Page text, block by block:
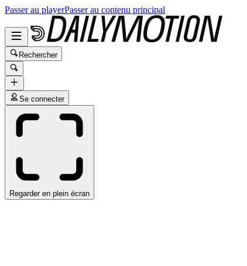
Passer au playerPasser au contenu principal
Rechercher
Se connecter
Regarder en plein écran